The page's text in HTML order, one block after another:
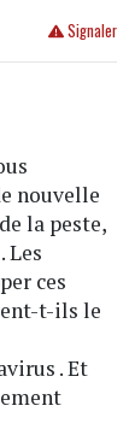
Signaler
nouvelle
la peste,
Les
ces
t-ils le
. Et